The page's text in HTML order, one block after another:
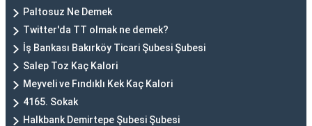
Paltosuz Ne Demek
Twitter'da TT olmak ne demek?
İş Bankası Bakırköy Ticari Şubesi Şubesi
Salep Toz Kaç Kalori
Meyveli ve Fındıklı Kek Kaç Kalori
4165. Sokak
Halkbank Demirtepe Şubesi Şubesi